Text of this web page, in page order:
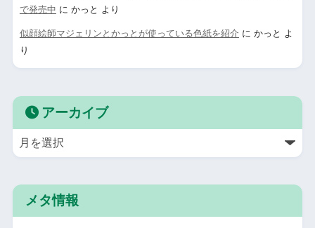
で発売中 に かっと より
似顔絵師マジェリンとかっとが使っている色紙を紹介 に かっと よ
り
アーカイブ
メタ情報